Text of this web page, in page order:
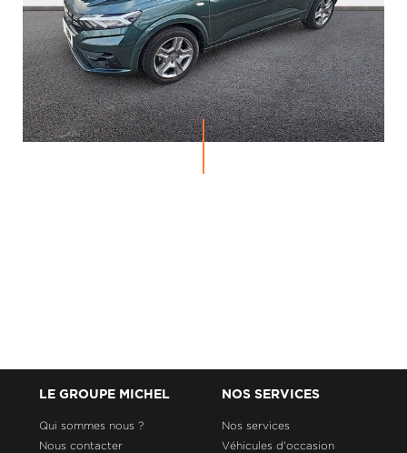
LE GROUPE MICHEL
Qui sommes nous ?
Nous contacter
NOS SERVICES
Nos services
Véhicules d'occasion